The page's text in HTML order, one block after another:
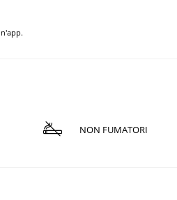
NON FUMATORI